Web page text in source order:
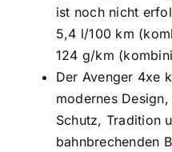
ist noch nicht
5,4 l/100 km
124 g/km
Der Avenger 4xe
modernes
Schutz, Tradition
bahnbrechenden